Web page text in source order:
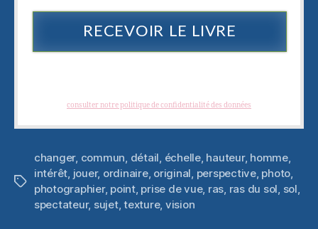
RECEVOIR LE LIVRE
consulter notre politique de confidentialité des données
Étiquettes
changer, commun, détail, échelle, hauteur, homme,
intérêt, jouer, ordinaire, original, perspective, photo,
photographier, point, prise de vue, ras, ras du sol, sol,
spectateur, sujet,texture, vision